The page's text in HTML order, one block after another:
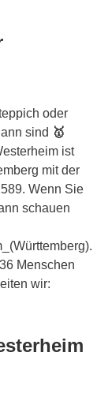
oder
sind 🥇
ist
mit der
Wenn Sie
schauen
Menschen
wir: